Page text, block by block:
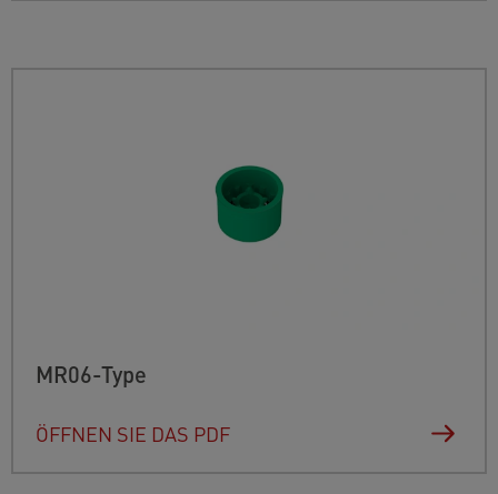
MR06-Type
ÖFFNEN SIE DAS PDF